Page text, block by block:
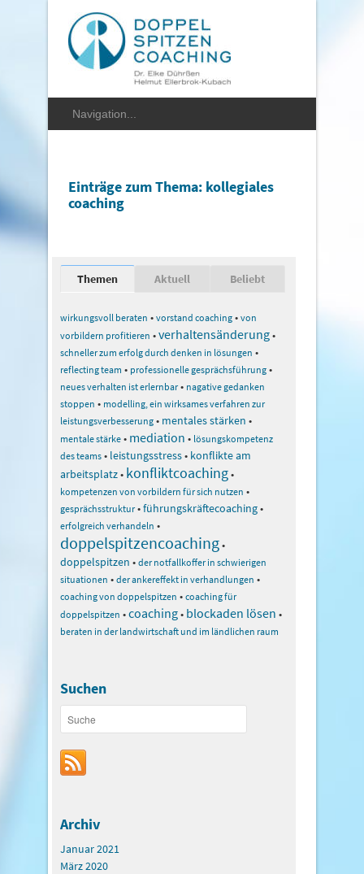
Einträge zum Thema: kollegiales
coaching
Themen Aktuell Beliebt
wirkungsvoll beraten • vorstand coaching • von
vorbildern profitieren •verhaltensänderung•
schneller zum erfolg durch denken in lösungen •
reflecting team • professionelle gesprächsführung •
neues verhalten ist erlernbar• nagative gedanken
stoppen • modelling, ein wirksames verfahren zur
leistungsverbesserung • mentales stärken •
mentale stärke • mediation • lösungskompetenz
des teams • leistungsstress• konflikte am
arbeitsplatz• konfliktcoaching•
kompetenzen von vorbildern für sich nutzen •
gesprächsstruktur•führungskräftecoaching•
erfolgreich verhandeln •
doppelspitzencoaching•
doppelspitzen • der notfallkoffer in schwierigen
situationen • der ankereffekt in verhandlungen •
coaching von doppelspitzen • coaching für
doppelspitzen •coaching• blockaden lösen •
beraten in der landwirtschaft und im ländlichen raum
Suchen
Archiv
Januar 2021
März 2020